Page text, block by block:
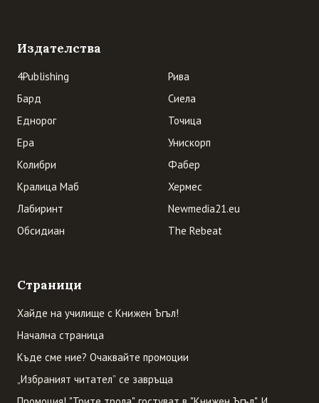
Издателства
4Publishing
Бард
Еднорог
Ера
Колибри
Кралица Маб
Лабиринт
Обсидиан
Рива
Сиела
Точица
Унискорп
Фабер
Хермес
Newmedia21.eu
The Rebeat
Страници
Хайде на училище с Книжен Ъгъл!
Начална страница
Къде сме ние? Очаквайте промоции
„Избраният читател” се завръща